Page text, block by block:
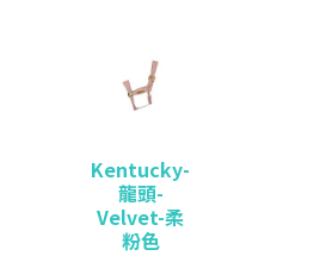
Kentucky-
龍頭-
Velvet-柔
粉色